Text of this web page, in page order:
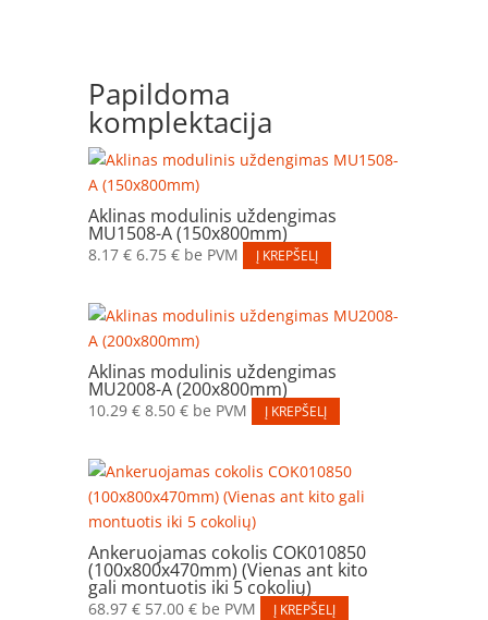
Papildoma
komplektacija
Aklinas modulinis uždengimas
MU1508-A (150x800mm)
8.17 € 6.75 €be PVM Į KREPŠELĮ
Aklinas modulinis uždengimas
MU2008-A (200x800mm)
10.29 € 8.50 €be PVM Į KREPŠELĮ
Ankeruojamas cokolis COK010850
(100x800x470mm) (Vienas ant kito
gali montuotis iki 5 cokolių)
68.97 € 57.00 €be PVM Į KREPŠELĮ